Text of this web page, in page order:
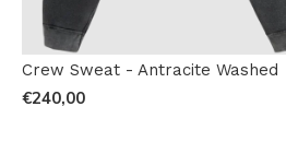
Crew Sweat - Antracite Washed
€240,00